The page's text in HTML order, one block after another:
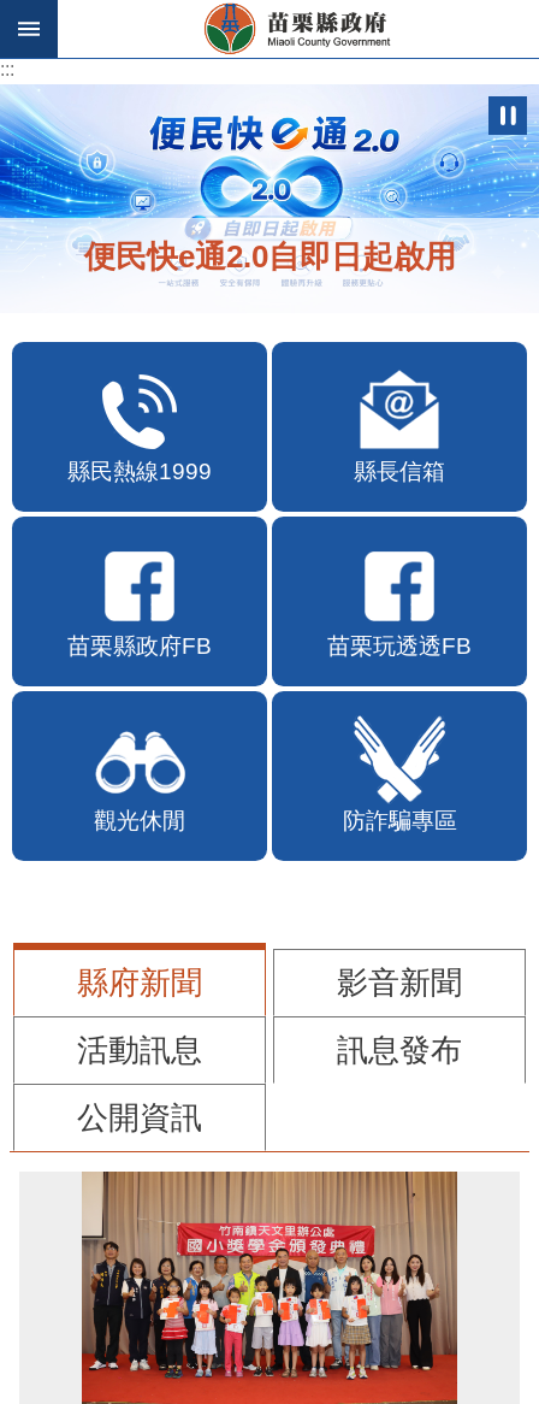
跳到主要內容區塊
:::
:::
便民快e通2.0自即日起啟用
縣民熱線1999 縣長信箱
苗栗縣政府FB 苗栗玩透透FB
觀光休閒 防詐騙專區
縣府新聞
影音新聞
活動訊息
訊息發布
公開資訊